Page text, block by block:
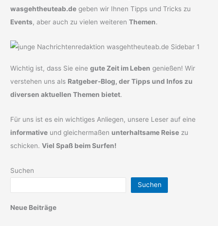
wasgehtheuteab.de geben wir Ihnen Tipps und Tricks zu
Events, aber auch zu vielen weiterenThemen.
Wichtig ist, dass Sie einegute Zeit im Leben genießen! Wir
verstehen uns als Ratgeber-Blog, der Tipps und Infos zu
diversen aktuellen Themen bietet.
Für uns ist es ein wichtiges Anliegen, unsere Leser auf eine
informative und gleichermaßen unterhaltsame Reise zu
schicken.Viel Spaß beim Surfen!
Suchen
Suchen
Neue Beiträge